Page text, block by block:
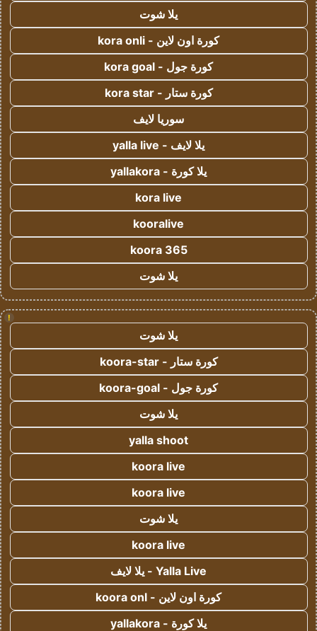
يلا شوت
كورة اون لاين - kora onli
كورة جول - kora goal
كورة ستار - kora star
سوريا لايف
يلا لايف - yalla live
يلا كورة - yallakora
kora live
kooralive
koora 365
يلا شوت
!
يلا شوت
كورة ستار - koora-star
كورة جول - koora-goal
يلا شوت
yalla shoot
koora live
koora live
يلا شوت
koora live
Yalla Live - يلا لايف
كورة اون لاين - koora onl
يلا كورة - yallakora